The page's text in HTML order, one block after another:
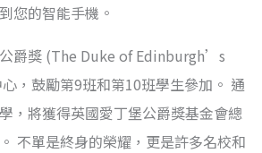
您的智能手機。
爵獎 (The Duke of Edinburgh’s
，鼓勵第9班和第10班學生參加。 通
，將獲得英國愛丁堡公爵獎基金會總
不單是終身的榮耀，更是許多名校和